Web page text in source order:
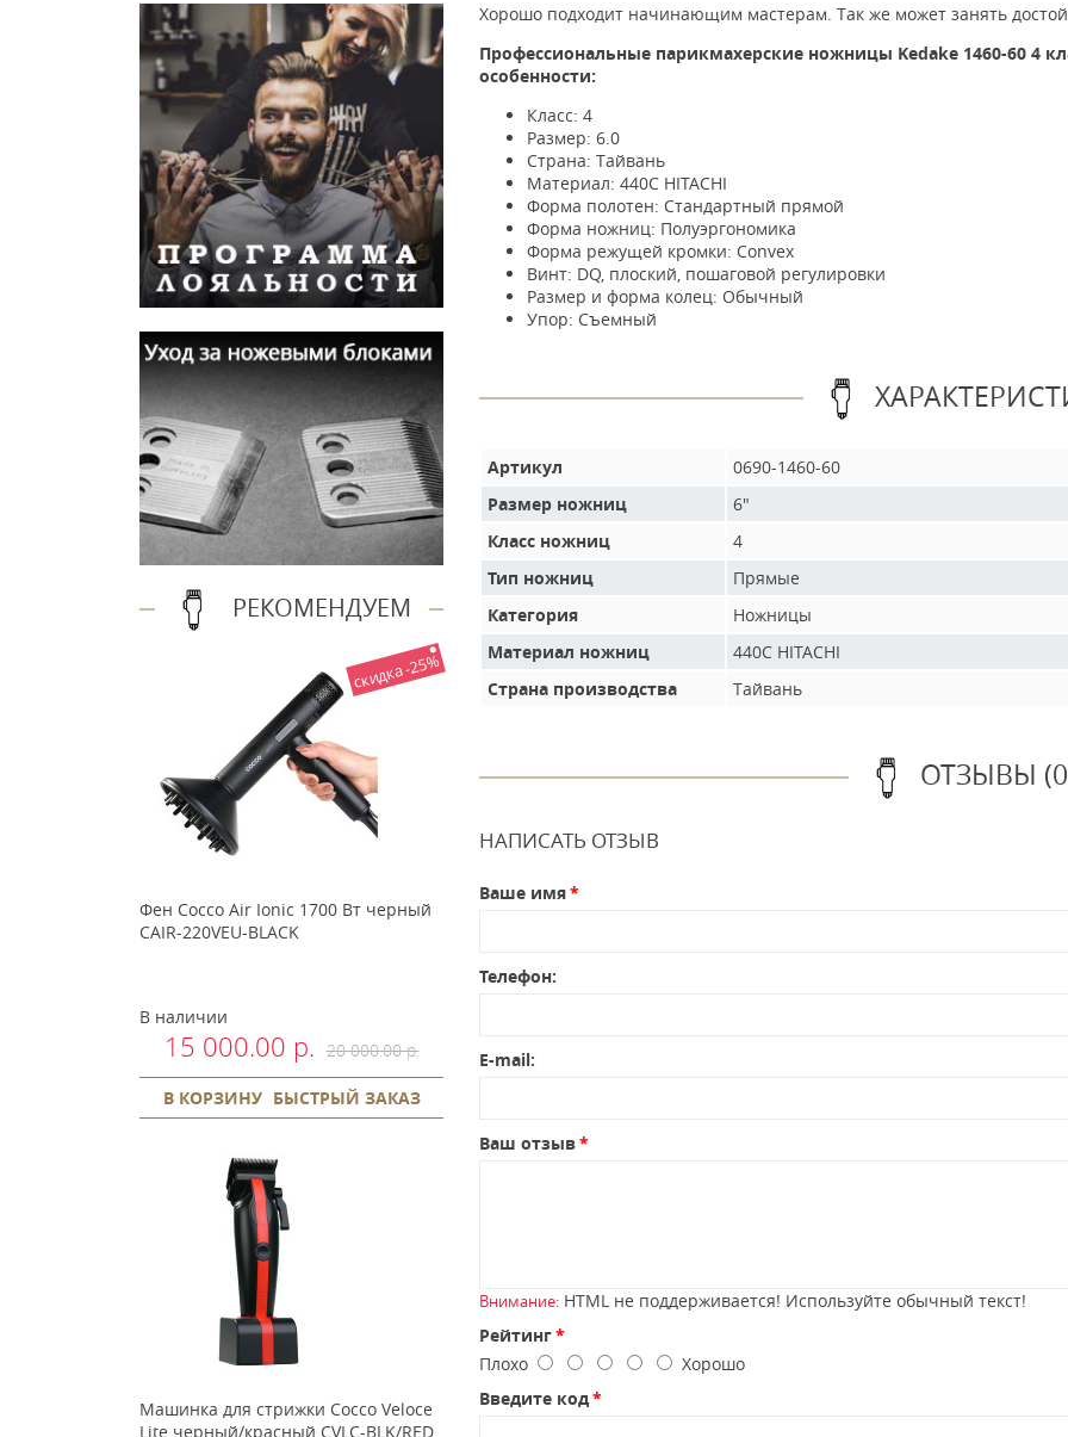
РЕКОМЕНДУЕМ
скидка -25%
Фен Cocco Air Ionic 1700 Вт черный
CAIR-220VEU-BLACK
В наличии
15 000.00 р. 20 000.00 р.
В КОРЗИНУ БЫСТРЫЙ ЗАКАЗ
Машинка для стрижки Cocco Veloce
Lite черный/красный CVLC-BLK/RED
Хорошо подходит начинающим мастерам. Так же может занять
Профессиональные парикмахерские ножницы Kedake 1460-60 4
особенности:
Класс: 4
Размер: 6.0
Страна: Тайвань
Материал: 440С HITACHI
Форма полотен: Стандартный прямой
Форма ножниц: Полуэргономика
Форма режущей кромки: Convex
Винт: DQ, плоский, пошаговой регулировки
Размер и форма колец: Обычный
Упор: Съемный
Артикул
0690-1460-60
Размер ножниц
6"
Класс ножниц
4
Тип ножниц
Прямые
Категория
Ножницы
Материал ножниц
440С HITACHI
Страна производства
Тайвань
ОТЗЫВЫ
НАПИСАТЬ ОТЗЫВ
Ваше имя
Телефон:
E-mail:
Ваш отзыв
Внимание: HTML не поддерживается! Используйте обычный текст!
Рейтинг
Плохо
Хорошо
Введите код